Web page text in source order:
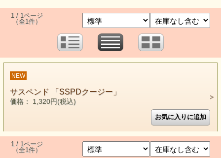
1 / 1ページ
（全1件）
NEW
サスペンド 「SSPDクージー」
価格： 1,320円(税込)
1 / 1ページ
（全1件）